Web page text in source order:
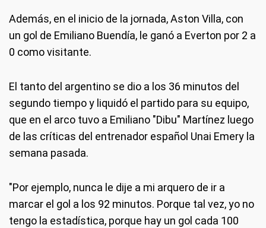
Además, en el inicio de la jornada, Aston Villa, con
un gol de Emiliano Buendía, le ganó a Everton por 2 a
0 como visitante.
El tanto del argentino se dio a los 36 minutos del
segundo tiempo y liquidó el partido para su equipo,
que en el arco tuvo a Emiliano "Dibu" Martínez luego
de las críticas del entrenador español Unai Emery la
semana pasada.
"Por ejemplo, nunca le dije a mi arquero de ir a
marcar el gol a los 92 minutos. Porque tal vez, yo no
tengo la estadística, porque hay un gol cada 100